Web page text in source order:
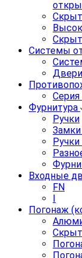
Системы
Серия
Фурнитура
Ручки
Замки
Ручки
Входные
FN
I
Погонаж